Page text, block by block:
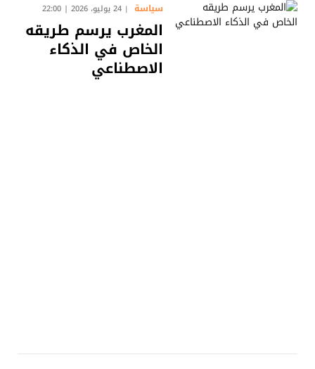
سياسة 24 يوليو، 2026 | 22:00
المغرب يرسم طريقه
الخاص في الذكاء
الاصطناعي